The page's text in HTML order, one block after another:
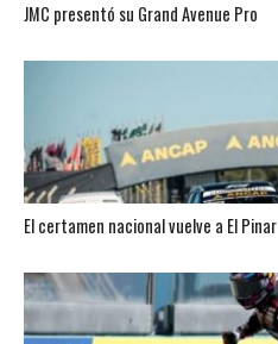
JMC presentó su Grand Avenue Pro
El certamen nacional vuelve a El Pinar